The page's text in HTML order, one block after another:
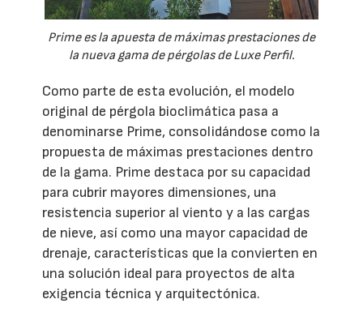
Prime es la apuesta de máximas prestaciones de
la nueva gama de pérgolas de Luxe Perfil.
Como parte de esta evolución, el modelo
original de pérgola bioclimática pasa a
denominarse Prime, consolidándose como la
propuesta de máximas prestaciones dentro
de la gama. Prime destaca por su capacidad
para cubrir mayores dimensiones, una
resistencia superior al viento y a las cargas
de nieve, así como una mayor capacidad de
drenaje, características que la convierten en
una solución ideal para proyectos de alta
exigencia técnica y arquitectónica.